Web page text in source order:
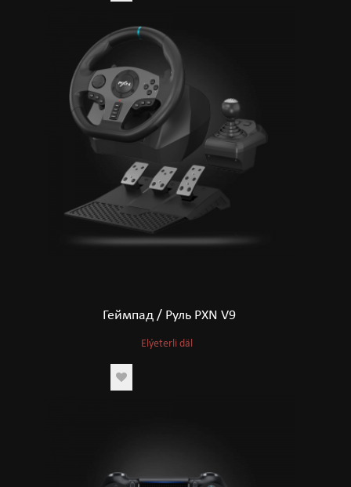
Геймпад / Руль PXN V9
Elýeterli däl